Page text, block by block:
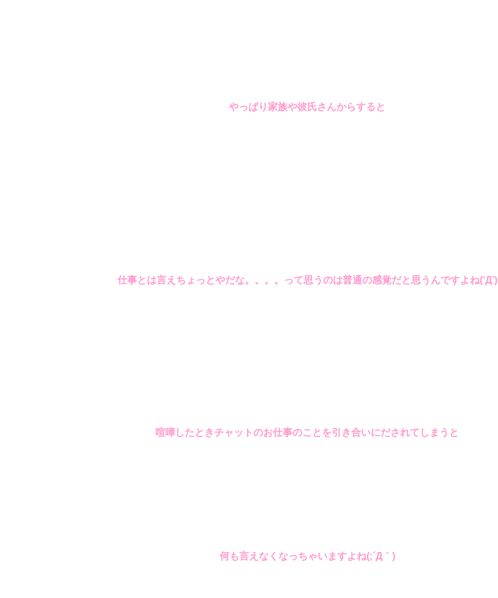
やっぱり家族や彼氏さんからすると
仕事とは言えちょっとやだな。。。。って思うのは普通の感覚だと思うんですよね(‘Д’)
喧嘩したときチャットのお仕事のことを引き合いにだされてしまうと
何も言えなくなっちゃいますよね(;´Д｀)